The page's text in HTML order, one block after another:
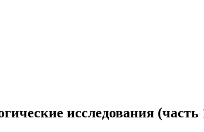
исследования (часть